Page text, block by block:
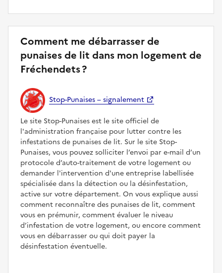
Comment me débarrasser de
punaises de lit dans mon logement de
Fréchendets ?
Stop-Punaises – signalement
Le site Stop-Punaises est le site officiel de
l'administration française pour lutter contre les
infestations de punaises de lit. Sur le site Stop-
Punaises, vous pouvez solliciter l’envoi par e-mail d’un
protocole d’auto-traitement de votre logement ou
demander l'intervention d'une entreprise labellisée
spécialisée dans la détection ou la désinfestation,
active sur votre département. On vous explique aussi
comment reconnaître des punaises de lit, comment
vous en prémunir, comment évaluer le niveau
d’infestation de votre logement, ou encore comment
vous en débarrasser ou qui doit payer la
désinfestation éventuelle.